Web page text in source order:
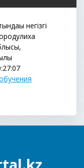
негізгі